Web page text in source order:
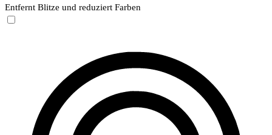
Entfernt Blitze und reduziert Farben